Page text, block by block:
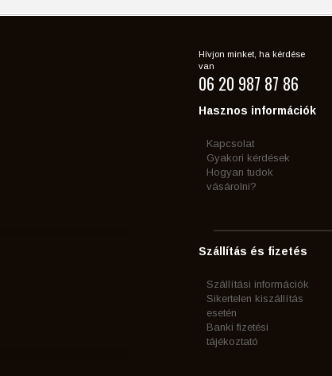
Hívjon minket, ha kérdése
van
06 20 987 87 86
Hasznos információk
Kapcsolat
Gyakori kérdések
Hogyan tudok
vásárolni?
Szállítás és fizetés
Szállítási információk
Sikertelen kiszállítás
esetén
Banki fizetési
tájékoztató